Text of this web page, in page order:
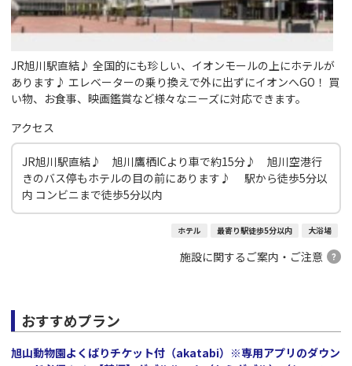
JR旭川駅直結♪ 全国的にも珍しい、イオンモールの上にホテルが
あります♪ エレベーターの乗り換えで外に出ずにイオンへGO！ 買
い物、お食事、映画鑑賞など様々なニーズに対応できます。
アクセス
JR旭川駅直結♪ 旭川鷹栖ICより車で約15分♪ 旭川空港行
きのバス停もホテルの目の前にあります♪ 駅から徒歩5分以
内 コンビニまで徒歩5分以内
ホテル 最寄り駅徒歩5分以内 大浴場
施設に関するご案内・ご注意
おすすめプラン
旭山動物園よくばりチケット付（akatabi）※専用アプリのダウン